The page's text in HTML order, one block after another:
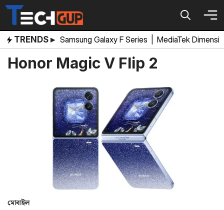
Skip
content
TRENDS ▸ Samsung Galaxy F Series MediaTek
Honor Magic V Flip 2
মোবাইল